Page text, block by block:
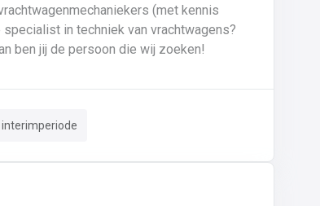
(met kennis
gepassioneerd door vrachtwagens en hun mechaniek? Dan ben jij de persoon die wij zoeken!